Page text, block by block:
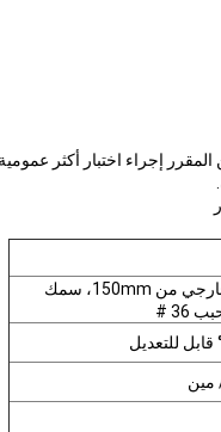
القطر الخارجي من 150mm، سمك